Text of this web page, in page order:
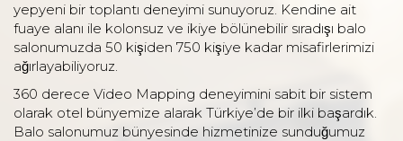
yepyeni bir toplantı deneyimi sunuyoruz. Kendine ait
fuaye alanı ile kolonsuz ve ikiye bölünebilir sıradışı balo
salonumuzda 50 kişiden 750 kişiye kadar misafirlerimizi
ağırlayabiliyoruz.
360 derece Video Mapping deneyimini sabit bir sistem
olarak otel bünyemize alarak Türkiye’de bir ilki başardık.
Balo salonumuz bünyesinde hizmetinize sunduğumuz